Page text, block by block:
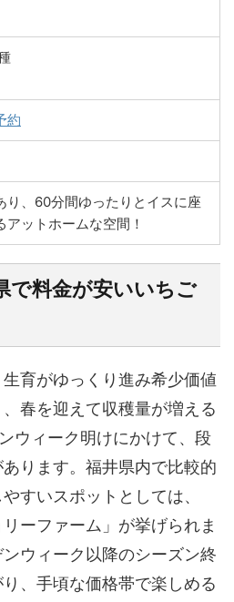
約
り、60分間ゆったりとイスに座
アットホームな空間！
で料金が安いいちご
育がゆっくり進み希少価値
春を迎えて収穫量が増える
ウィーク明けにかけて、段
ります。福井県内で比較的
すいスポットとしては、
リーファーム」が挙げられま
ウィーク以降のシーズン終
、手頃な価格帯で楽しめる